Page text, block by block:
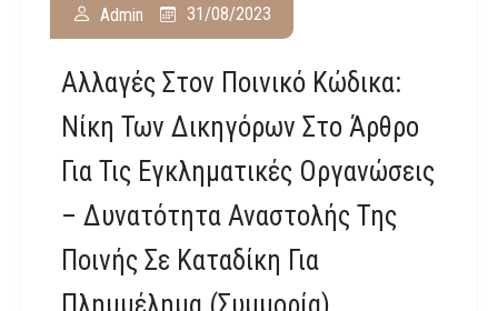
Αλλαγές Στον Ποινικό Κώδικα:
Νίκη Των Δικηγόρων Στο Άρθρο
Για Τις Εγκληματικές Οργανώσεις
– Δυνατότητα Αναστολής Της
Ποινής Σε Καταδίκη Για
Admin 31/08/2023